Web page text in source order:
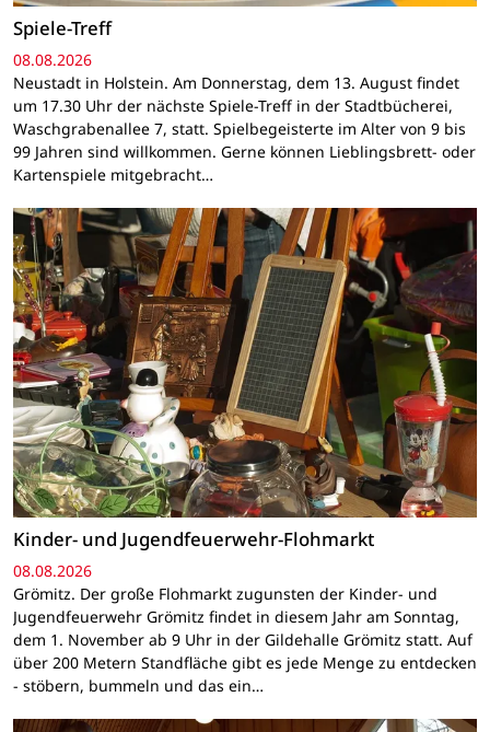
Spiele-Treff
08.08.2026
Neustadt in Holstein. Am Donnerstag, dem 13. August findet
um 17.30 Uhr der nächste Spiele-Treff in der Stadtbücherei,
Waschgrabenallee 7, statt. Spielbegeisterte im Alter von 9 bis
99 Jahren sind willkommen. Gerne können Lieblingsbrett- oder
Kartenspiele mitgebracht…
Kinder- und Jugendfeuerwehr-Flohmarkt
08.08.2026
Grömitz. Der große Flohmarkt zugunsten der Kinder- und
Jugendfeuerwehr Grömitz findet in diesem Jahr am Sonntag,
dem 1. November ab 9 Uhr in der Gildehalle Grömitz statt. Auf
über 200 Metern Standfläche gibt es jede Menge zu entdecken
- stöbern, bummeln und das ein…